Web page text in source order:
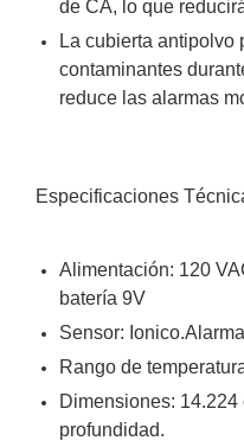
TurretEspeciales
Motorizado Ocultas
-
PinholePTZ
/ CVI
Robots e
Industrial
Cámaras
Industriales
Energía
de CA, lo que
La cubierta antipolvo
contaminantes
reduce las alarmas
Especificaciones
Alimentación: 120
batería 9V
Sensor:
Rango de
Dimensiones:
profundidad.